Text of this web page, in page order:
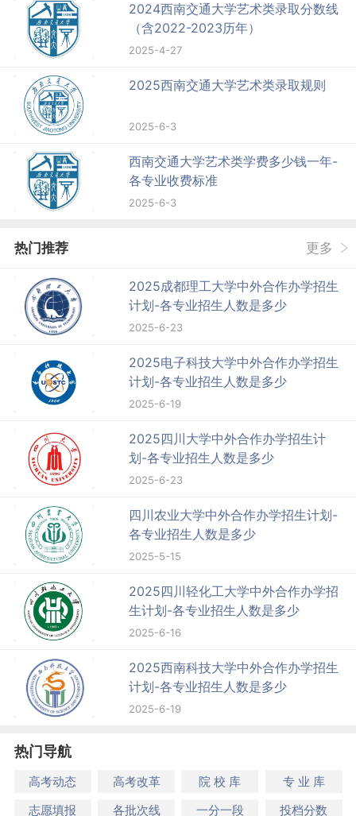
2024西南交通大学艺术类录取分数线
（含2022-2023历年）
2025-4-27
2025西南交通大学艺术类录取规则
2025-6-3
西南交通大学艺术类学费多少钱一年-
各专业收费标准
2025-6-3
热门推荐 更多
2025成都理工大学中外合作办学招生
计划-各专业招生人数是多少
2025-6-23
2025电子科技大学中外合作办学招生
计划-各专业招生人数是多少
2025-6-19
2025四川大学中外合作办学招生计
划-各专业招生人数是多少
2025-6-23
四川农业大学中外合作办学招生计划-
各专业招生人数是多少
2025-5-15
2025四川轻化工大学中外合作办学招
生计划-各专业招生人数是多少
2025-6-16
2025西南科技大学中外合作办学招生
计划-各专业招生人数是多少
2025-6-19
热门导航
高考动态 高考改革 院 校 库
专 业 库
志愿填报
各批次线 一分一段 投档分数